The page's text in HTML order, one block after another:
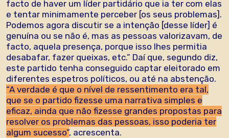
facto de haver um líder partidário que ia ter com elas
e tentar minimamente perceber [os seus problemas].
Podemos agora discutir se a intenção [desse líder] é
genuína ou se não é, mas as pessoas valorizavam, de
facto, aquela presença, porque isso lhes permitia
desabafar, fazer queixas, etc.” Daí que, segundo diz,
este partido tenha conseguido captar eleitorado em
diferentes espetros políticos, ou até na abstenção.
“A verdade é que o nível de ressentimento era tal,
que se o partido fizesse uma narrativa simples e
eficaz, ainda que não fizesse grandes propostas para
resolver os problemas das pessoas, isso poderia ter
algum sucesso”, acrescenta.